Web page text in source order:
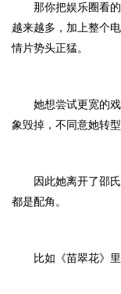
那你把娱乐圈看
越来越多，加上整个
情片势头正猛。
她想尝试更宽的
象毁掉，不同意她转型
因此她离开了邵
都是配角。
比如《苗翠花》里